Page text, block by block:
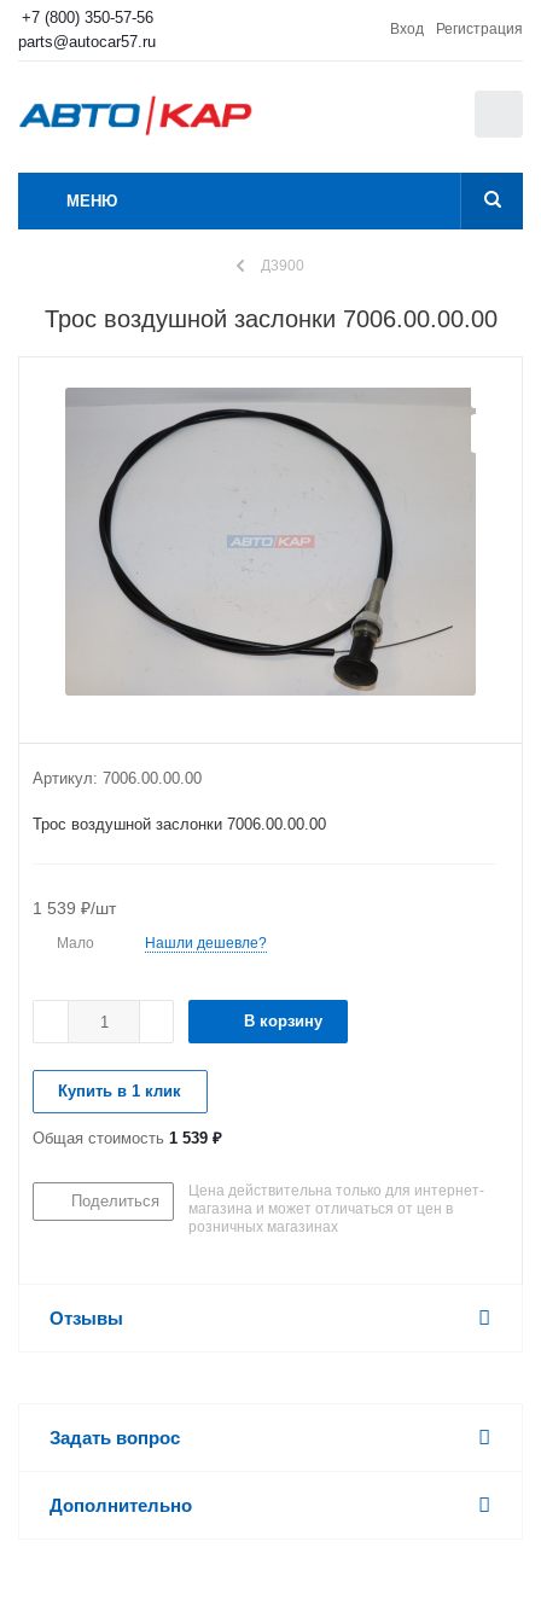
+7 (800) 350-57-56
parts@autocar57.ru
Вход Регистрация
МЕНЮ
Д3900
Трос воздушной заслонки 7006.00.00.00
Артикул: 7006.00.00.00
Трос воздушной заслонки 7006.00.00.00
1 539 ₽/шт
Мало Нашли дешевле?
В корзину
Купить в 1 клик
Общая стоимость 1 539 ₽
Поделиться
Цена действительна только для интернет-
магазина и может отличаться от цен в
розничных магазинах
Отзывы
Задать вопрос
Дополнительно